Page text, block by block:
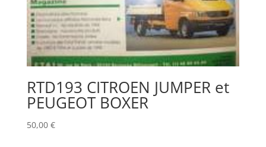
RTD193 CITROEN JUMPER et
PEUGEOT BOXER
50,00 €